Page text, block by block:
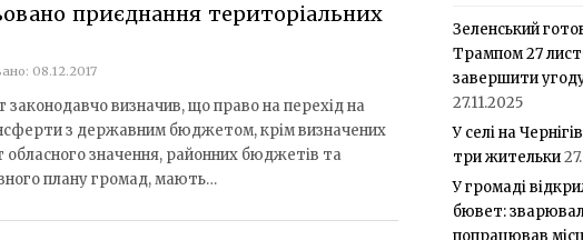
приєднання територіальних
08.12.2017
визначив, що право на перехід на
з державним бюджетом, крім визначених
обласного значення, районних бюджетів та
плану громад, мають…
Зеленський
Трампом 27
завершити
27.11.2025
У селі на
три жительки
У громаді
бювет:
попрацював